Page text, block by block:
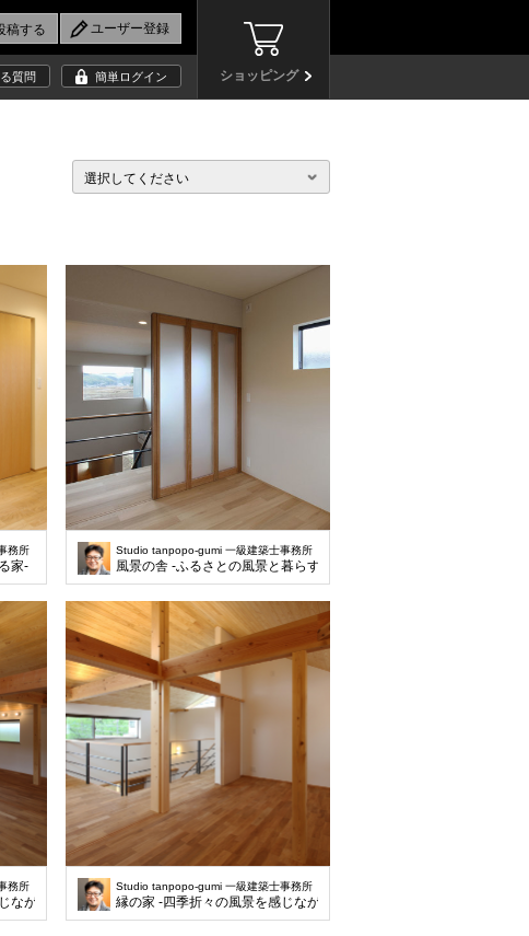
ショッピング
質問 簡単ログイン
選択してください
務所
家-
Studio tanpopo-gumi 一級建築士事務所
風景の舎 -ふるさとの風景と暮らす-
務所
ながら暮らす-
Studio tanpopo-gumi 一級建築士事務所
縁の家 -四季折々の風景を感じながら暮らす-